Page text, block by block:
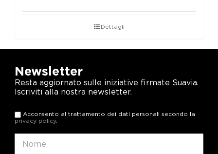
Dettagli
Newsletter
Resta aggiornato sulle iniziative firmate Suavia.
Iscriviti alla nostra newsletter.
Acconsento al trattamento dei dati personali secondo la
privacy policy.